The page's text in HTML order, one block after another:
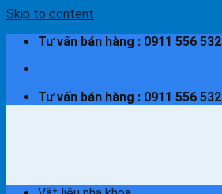
Skip to content
Tư vấn bán hàng : 0911 556 532
Tư vấn bán hàng : 0911 556 532